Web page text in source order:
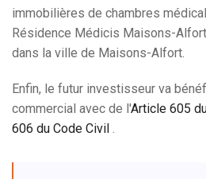
immobilières de chambres
Résidence Médicis Maisons-
dans la ville de Maisons-Alfort.
Enfin, le futur investisseur va
commercial avec de l'Article 605
606 du Code Civil